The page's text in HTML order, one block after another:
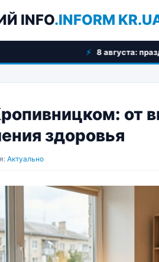
INFO.INFORM
8 августа: праздники, события,
от
здоровья
Актуально